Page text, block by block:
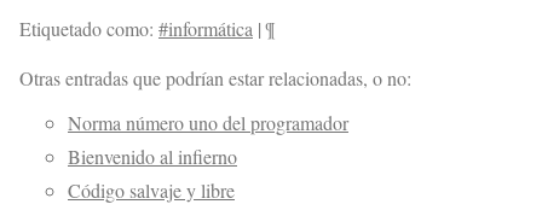
Etiquetado como: #informática |¶
Otras entradas que podrían estar relacionadas, o no:
Norma número uno del programador
Bienvenido al infierno
Código salvaje y libre